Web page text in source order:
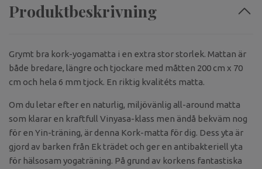
Produktbeskrivning
Grymt bra kork-yogamatta i en extra stor storlek. Mattan är
både bredare, längre och tjockare med måtten 200 cm x 70
cm och hela 6 mm tjock. En riktig kvalitéts matta.
Om du letar efter en naturlig, miljövänlig all-around matta
som klarar en kraftfull Vinyasa-klass men ändå bekväm nog
för en Yin-träning, är denna Kork-matta för dig. Dess yta är
gjord av barken från Ek trädet och ger en antibakteriell yta
för hälsosam yogaträning. På grund av korkens fantastiska